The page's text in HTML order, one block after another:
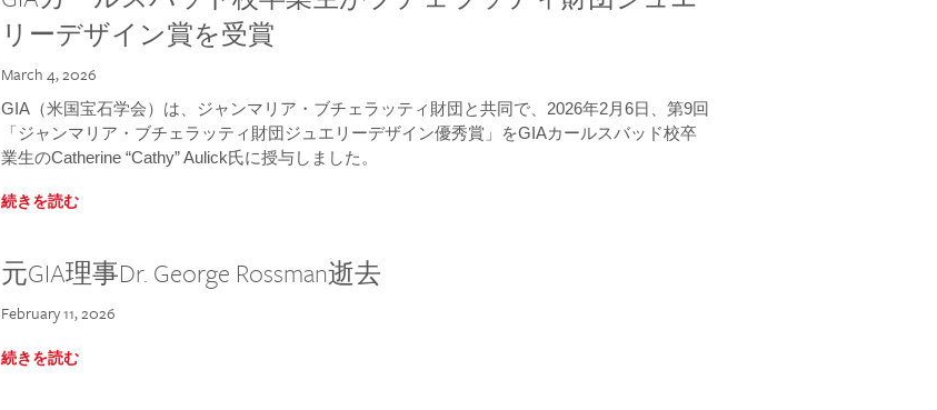
リーデザイン賞を受賞
March 4, 2026
GIA（米国宝石学会）は、ジャンマリア・ブチェラッティ財団と共同で、2026年2月6日、第9回
「ジャンマリア・ブチェラッティ財団ジュエリーデザイン優秀賞」をGIAカールスバッド校卒
業生のCatherine “Cathy” Aulick氏に授与しました。
続きを読む
元GIA理事Dr. George Rossman逝去
February 11, 2026
続きを読む